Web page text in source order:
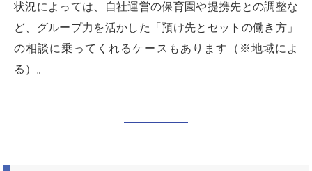
状況によっては、自社運営の保育園や提携先との調整な
ど、グループ力を活かした「預け先とセットの働き方」
の相談に乗ってくれるケースもあります（※地域によ
る）。